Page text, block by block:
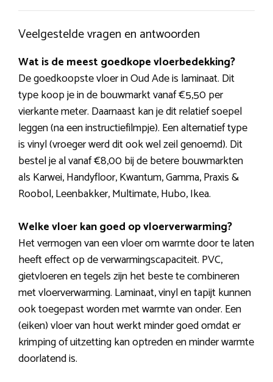
Veelgestelde vragen en antwoorden
Wat is de meest goedkope vloerbedekking?
De goedkoopste vloer in Oud Ade is laminaat. Dit
type koop je in de bouwmarkt vanaf €5,50 per
vierkante meter. Daarnaast kan je dit relatief soepel
leggen (na een instructiefilmpje). Een alternatief type
is vinyl (vroeger werd dit ook wel zeil genoemd). Dit
bestel je al vanaf €8,00 bij de betere bouwmarkten
als Karwei, Handyfloor, Kwantum, Gamma, Praxis &
Roobol, Leenbakker, Multimate, Hubo, Ikea.
Welke vloer kan goed op vloerverwarming?
Het vermogen van een vloer om warmte door te laten
heeft effect op de verwarmingscapaciteit. PVC,
gietvloeren en tegels zijn het beste te combineren
met vloerverwarming. Laminaat, vinyl en tapijt kunnen
ook toegepast worden met warmte van onder. Een
(eiken) vloer van hout werkt minder goed omdat er
krimping of uitzetting kan optreden en minder warmte
doorlatend is.